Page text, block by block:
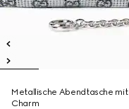
Metallische Abendtasche mit
Charm